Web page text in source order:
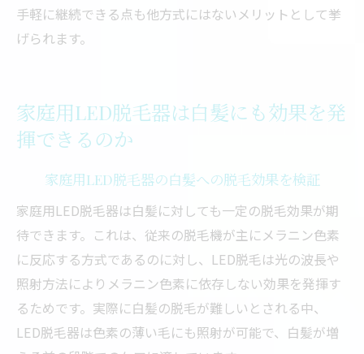
手軽に継続できる点も他方式にはないメリットとして挙
げられます。
家庭用LED脱毛器は白髪にも効果を発
揮できるのか
家庭用LED脱毛器の白髪への脱毛効果を検証
家庭用LED脱毛器は白髪に対しても一定の脱毛効果が期
待できます。これは、従来の脱毛機が主にメラニン色素
に反応する方式であるのに対し、LED脱毛は光の波長や
照射方法によりメラニン色素に依存しない効果を発揮す
るためです。実際に白髪の脱毛が難しいとされる中、
LED脱毛器は色素の薄い毛にも照射が可能で、白髪が増